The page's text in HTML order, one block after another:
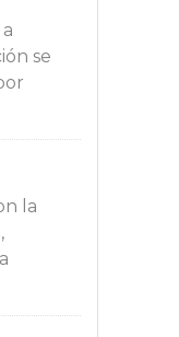
se
la